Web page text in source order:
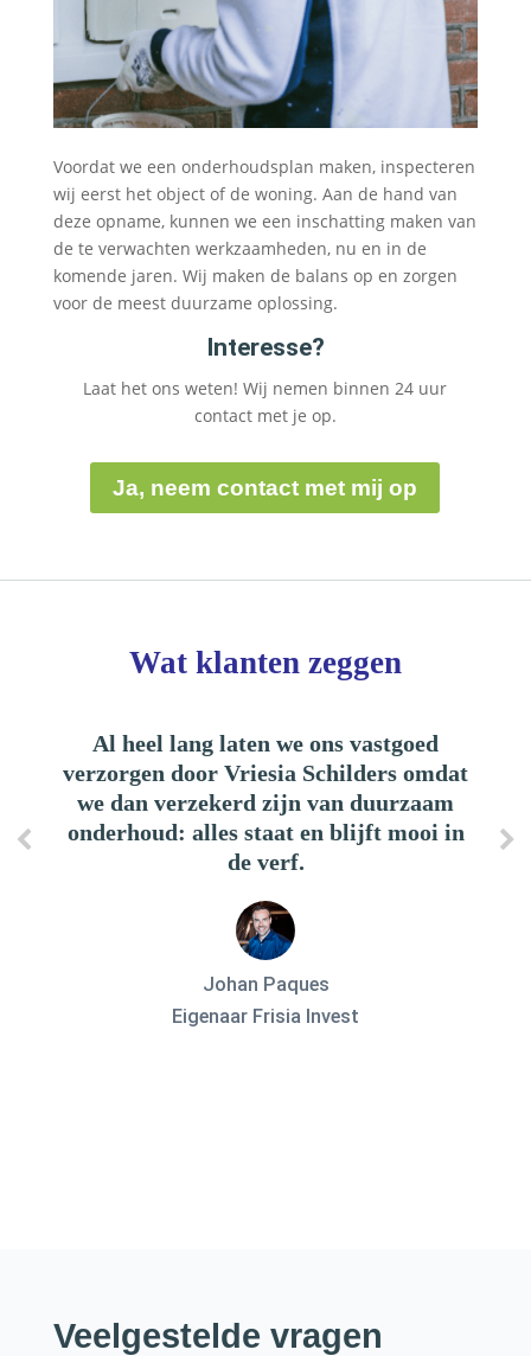
Voordat we een onderhoudsplan maken, inspecteren
wij eerst het object of de woning. Aan de hand van
deze opname, kunnen we een inschatting maken van
de te verwachten werkzaamheden, nu en in de
komende jaren. Wij maken de balans op en zorgen
voor de meest duurzame oplossing.
Interesse?
Laat het ons weten! Wij nemen binnen 24 uur
contact met je op.
Ja, neem contact met mij op
Wat klanten zeggen
Al heel lang laten we ons vastgoed
verzorgen door Vriesia Schilders omdat
we dan verzekerd zijn van duurzaam
onderhoud: alles staat en blijft mooi in
de verf.
Johan Paques
Eigenaar Frisia Invest
Als
met
Veelgestelde vragen